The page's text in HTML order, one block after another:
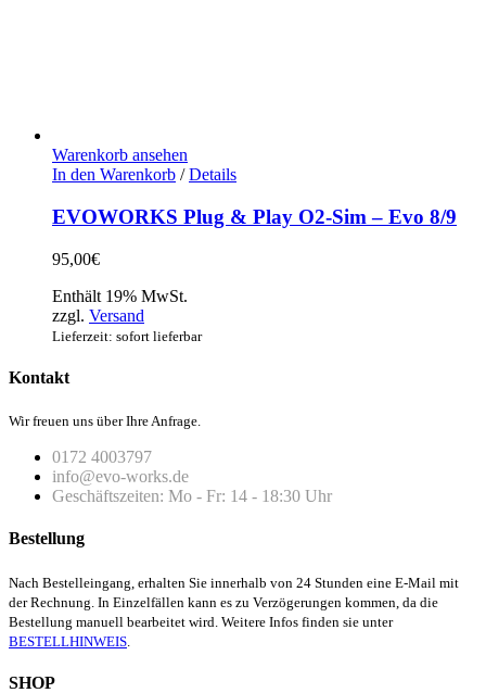
Warenkorb ansehen
In den Warenkorb / Details
EVOWORKS Plug & Play O2-Sim – Evo 8/9
95,00€
Enthält 19% MwSt.
zzgl. Versand
Lieferzeit: sofort lieferbar
Kontakt
Wir freuen uns über Ihre Anfrage.
0172 4003797
info@evo-works.de
Geschäftszeiten: Mo - Fr: 14 - 18:30 Uhr
Bestellung
Nach Bestelleingang, erhalten Sie innerhalb von 24 Stunden eine E-Mail mit
der Rechnung. In Einzelfällen kann es zu Verzögerungen kommen, da die
Bestellung manuell bearbeitet wird. Weitere Infos finden sie unter
BESTELLHINWEIS
SHOP